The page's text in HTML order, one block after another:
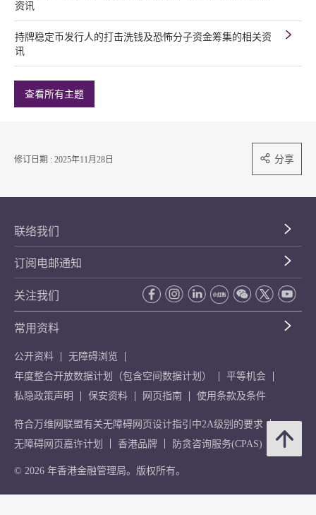
资讯
持牌稳定币发行人的打击洗钱及恐怖分子资金筹集的相关资
讯
查看所有主题
修订日期 : 2025年11月28日 分享
联络我们
订阅电邮通知
关注我们
常用资料
公开资料
无障碍浏览
年度整合开放数据计划（包含空间数据计划）
平等机会
私隐政策声明
保安资料 网页指南 使用条款及条件
符合万维网联盟有关无障碍网页设计指引中2A级别的要求
无障碍网页嘉许计划
香港品牌 防贪咨询服务(CPAS)
© 2026 年香港金融管理局。版权所有。